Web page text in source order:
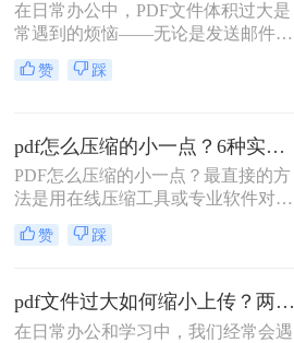
在日常办公中，PDF文件体积过大是
常遇到的烦恼——无论是发送邮件受
限于附件大小，还是上传系统提示文
件超限，都让人头疼。那么，怎么把
解操作步骤，您可根据文件数量、压
缩质量要求和隐私需求快速选择最合
适的方法。
赞 踩
pdf怎么压缩的小一点？6种实用方法详解（2026最新）
PDF怎么压缩的小一点？最直接的方
法是用在线压缩工具或专业软件对
PDF文件进行重新编码和优化，通过
降低图片分辨率、压缩内嵌字体、去
可读的前提下将文件体积缩小到原来
的10%~50%。
赞 踩
pdf文件过大如何缩小上传？两种缩小并上传的有效方法!
在日常办公和学习中，我们经常会遇